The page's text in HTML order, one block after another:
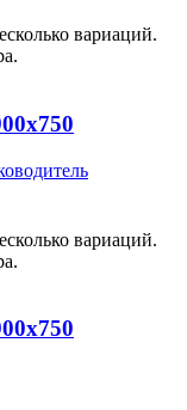
вариаций.
вариаций.